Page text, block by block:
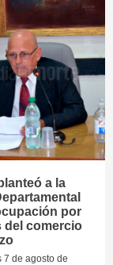
a la
por
del comercio
7 de agosto de